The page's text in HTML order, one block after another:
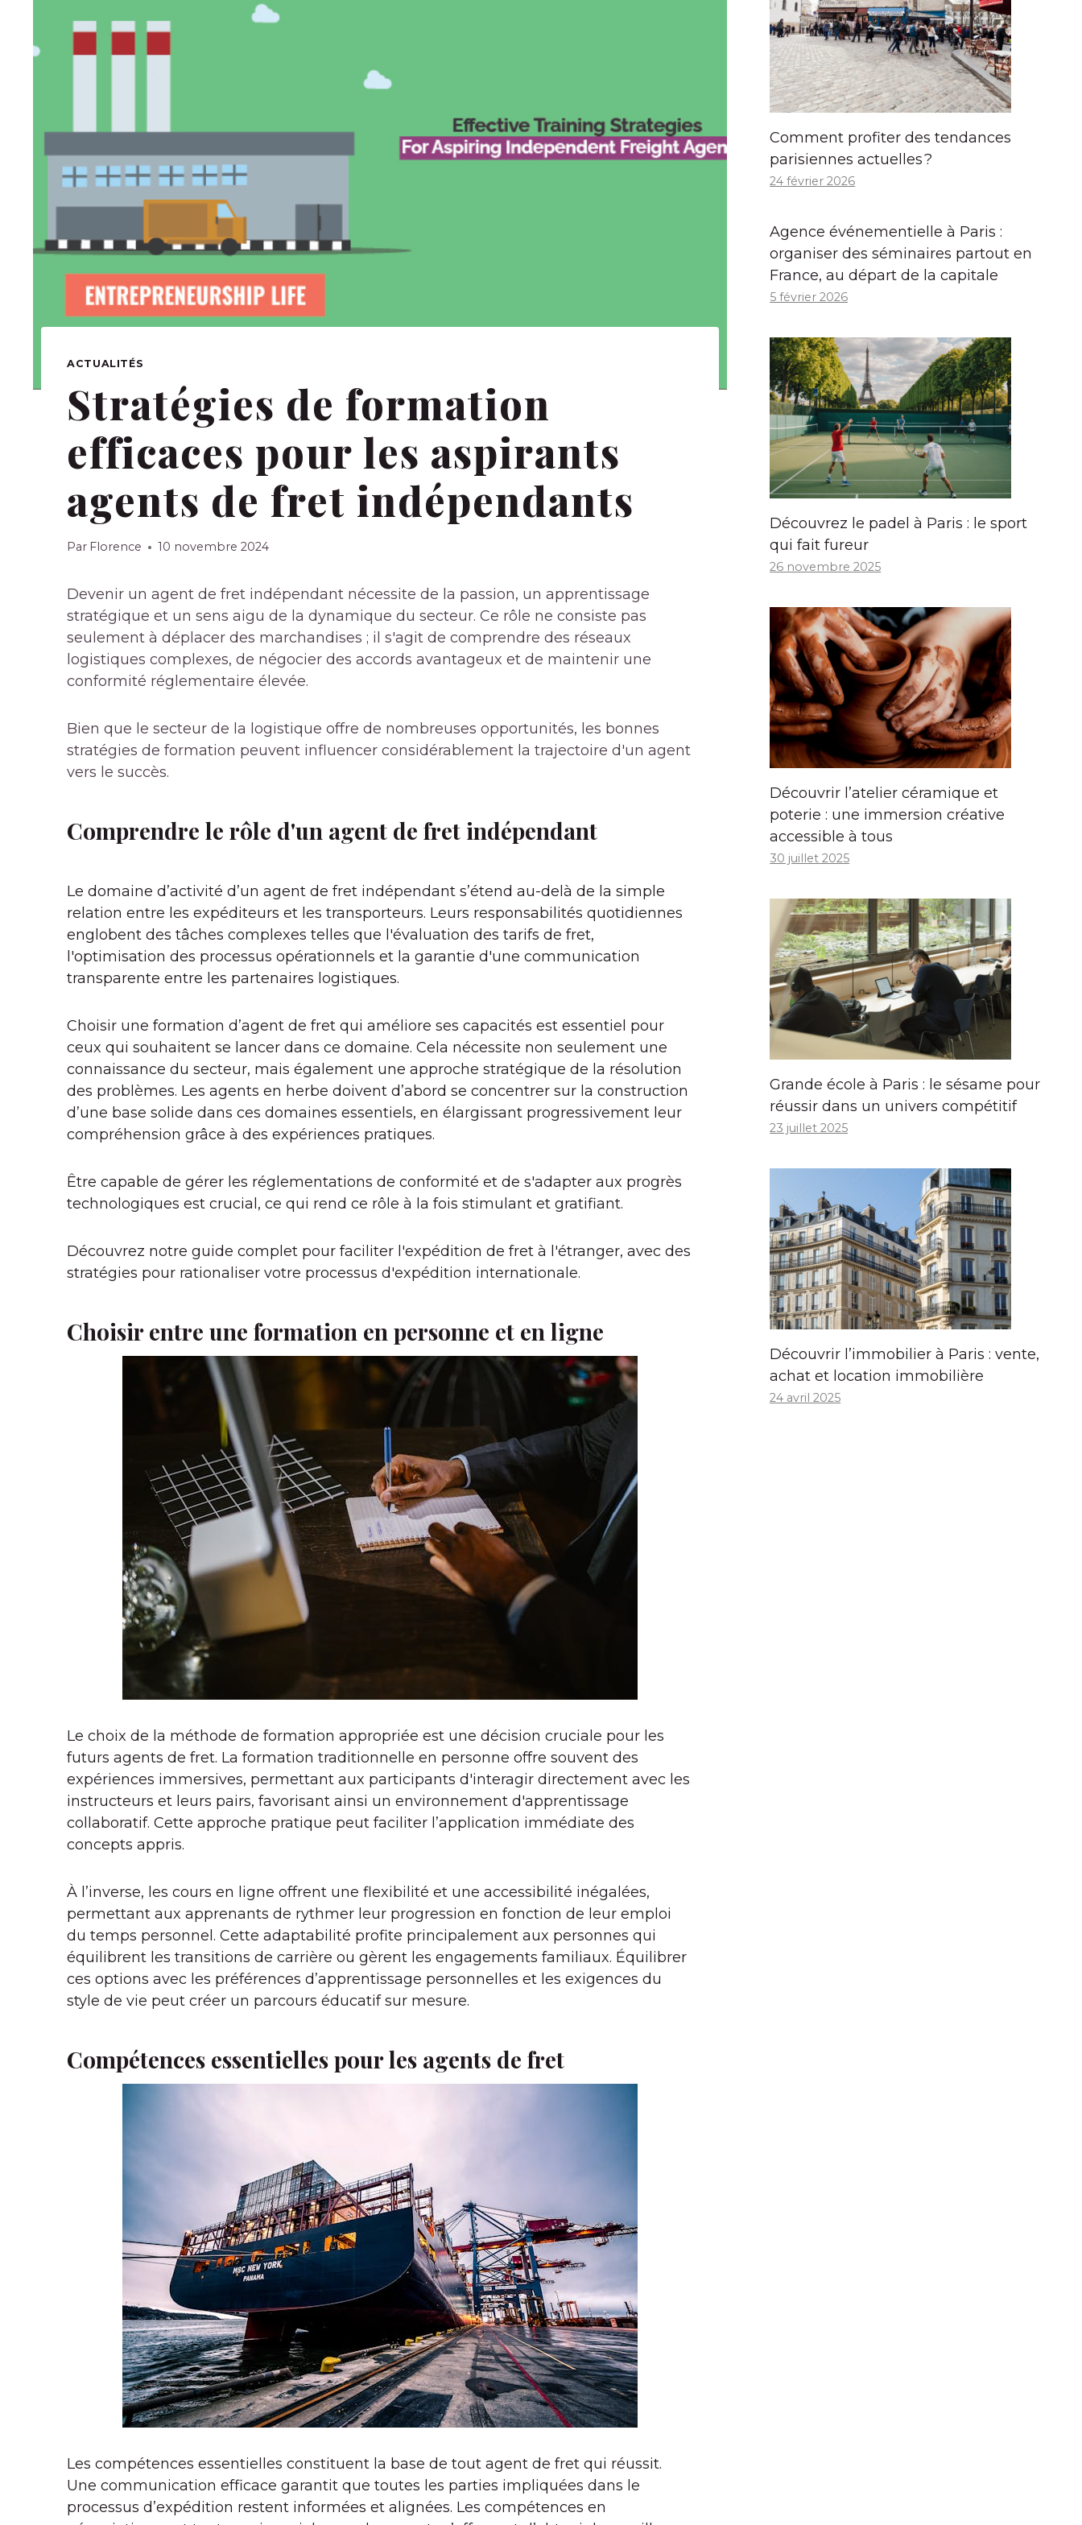
ACTUALITÉS
Stratégies de formation
efficaces pour les aspirants
agents de fret indépendants
Par Florence 10 novembre 2024
Devenir un agent de fret indépendant nécessite de la passion, un apprentissage
stratégique et un sens aigu de la dynamique du secteur. Ce rôle ne consiste pas
seulement à déplacer des marchandises ; il s'agit de comprendre des réseaux
logistiques complexes, de négocier des accords avantageux et de maintenir une
conformité réglementaire élevée.
Bien que le secteur de la logistique offre de nombreuses opportunités, les bonnes
stratégies de formation peuvent influencer considérablement la trajectoire d'un agent
vers le succès.
Comprendre le rôle d'un agent de fret indépendant
Le domaine d’activité d’un agent de fret indépendant s’étend au-delà de la simple
relation entre les expéditeurs et les transporteurs. Leurs responsabilités quotidiennes
englobent des tâches complexes telles que l'évaluation des tarifs de fret,
l'optimisation des processus opérationnels et la garantie d'une communication
transparente entre les partenaires logistiques.
Choisir une formation d’agent de fret qui améliore ses capacités est essentiel pour
ceux qui souhaitent se lancer dans ce domaine. Cela nécessite non seulement une
connaissance du secteur, mais également une approche stratégique de la résolution
des problèmes. Les agents en herbe doivent d’abord se concentrer sur la construction
d’une base solide dans ces domaines essentiels, en élargissant progressivement leur
compréhension grâce à des expériences pratiques.
Être capable de gérer les réglementations de conformité et de s'adapter aux progrès
technologiques est crucial, ce qui rend ce rôle à la fois stimulant et gratifiant.
Découvrez notre guide complet pour faciliter l'expédition de fret à l'étranger, avec des
stratégies pour rationaliser votre processus d'expédition internationale.
Choisir entre une formation en personne et en ligne
Le choix de la méthode de formation appropriée est une décision cruciale pour les
futurs agents de fret. La formation traditionnelle en personne offre souvent des
expériences immersives, permettant aux participants d'interagir directement avec les
instructeurs et leurs pairs, favorisant ainsi un environnement d'apprentissage
collaboratif. Cette approche pratique peut faciliter l’application immédiate des
concepts appris.
À l’inverse, les cours en ligne offrent une flexibilité et une accessibilité inégalées,
permettant aux apprenants de rythmer leur progression en fonction de leur emploi
du temps personnel. Cette adaptabilité profite principalement aux personnes qui
équilibrent les transitions de carrière ou gèrent les engagements familiaux. Équilibrer
ces options avec les préférences d’apprentissage personnelles et les exigences du
style de vie peut créer un parcours éducatif sur mesure.
Compétences essentielles pour les agents de fret
Les compétences essentielles constituent la base de tout agent de fret qui réussit.
Une communication efficace garantit que toutes les parties impliquées dans le
processus d’expédition restent informées et alignées. Les compétences en
Comment profiter des tendances
parisiennes actuelles ?
24 février 2026
Agence événementielle à Paris :
organiser des séminaires partout en
France, au départ de la capitale
5 février 2026
Découvrez le padel à Paris : le sport
qui fait fureur
26 novembre 2025
Découvrir l’atelier céramique et
poterie : une immersion créative
accessible à tous
30 juillet 2025
Grande école à Paris : le sésame pour
réussir dans un univers compétitif
23 juillet 2025
Découvrir l’immobilier à Paris : vente,
achat et location immobilière
24 avril 2025